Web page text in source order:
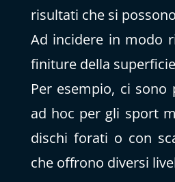
risultati che si
Ad incidere in modo
finiture della
Per esempio, ci
ad hoc per gli sport
dischi forati o con
che offrono diversi